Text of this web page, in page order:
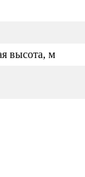
высота, м